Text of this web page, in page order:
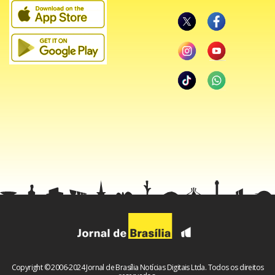
internados em 20 hospitais públicos de diferentes regiões
do país entre 2024 e 2025.
O modelo combinou três etapas de cuidado: suporte
remoto às equipes das UTIs para acelerar a retirada dos
personalizado de reabilitação por teleatendimento durante
Copyright © 2006-2024 Jornal de Brasília Notícias Digitais Ltda. Todos os direitos